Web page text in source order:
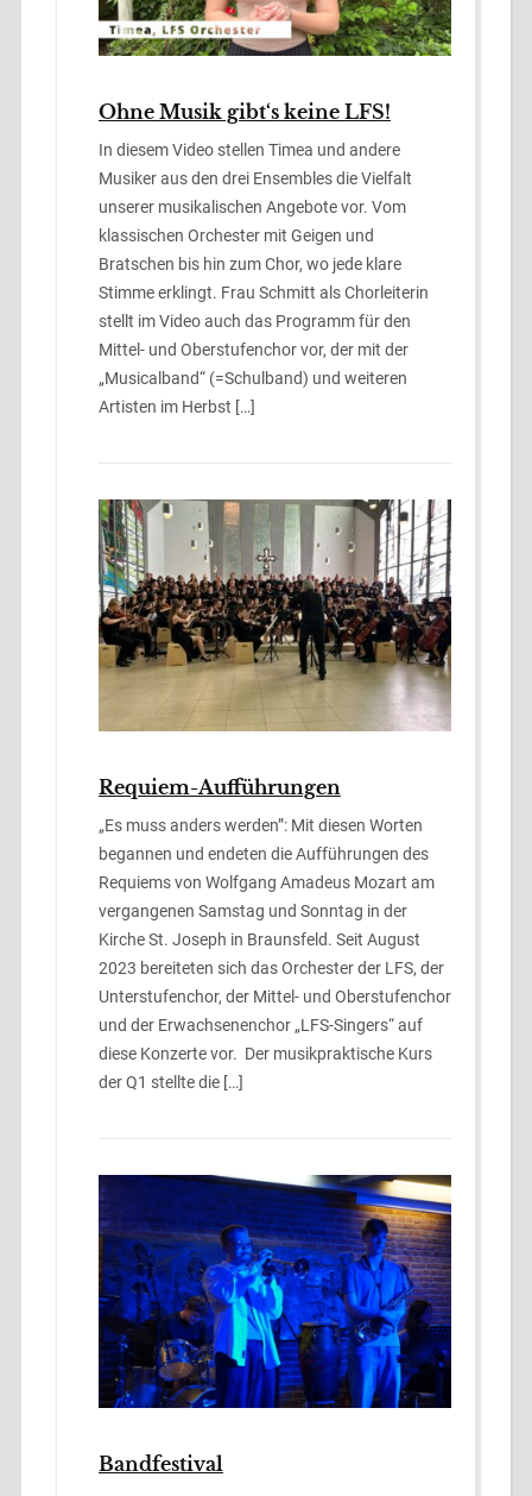
Ohne Musik gibt‘s keine LFS!
In diesem Video stellen Timea und andere
Musiker aus den drei Ensembles die Vielfalt
unserer musikalischen Angebote vor. Vom
klassischen Orchester mit Geigen und
Bratschen bis hin zum Chor, wo jede klare
Stimme erklingt. Frau Schmitt als Chorleiterin
stellt im Video auch das Programm für den
Mittel- und Oberstufenchor vor, der mit der
„Musicalband“ (=Schulband) und weiteren
Artisten im Herbst […]
Requiem-Aufführungen
„Es muss anders werden”: Mit diesen Worten
begannen und endeten die Aufführungen des
Requiems von Wolfgang Amadeus Mozart am
vergangenen Samstag und Sonntag in der
Kirche St. Joseph in Braunsfeld. Seit August
2023 bereiteten sich das Orchester der LFS, der
Unterstufenchor, der Mittel- und Oberstufenchor
und der Erwachsenenchor „LFS-Singers“ auf
diese Konzerte vor. Der musikpraktische Kurs
der Q1 stellte die […]
Bandfestival